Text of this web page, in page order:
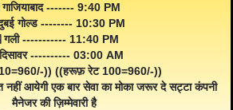
------- 9:40 PM
गोल्ड -------- 10:30 PM
गली ----------- 11:40 PM
---------- 03:00 AM
10=960/-)) ((हरूफ़ रेट 100=960/-))
आयेगी एक बार सेवा का मोका जरूर दे सट्टा कंपनी
मैनेजर की ज़िम्मेवारी है